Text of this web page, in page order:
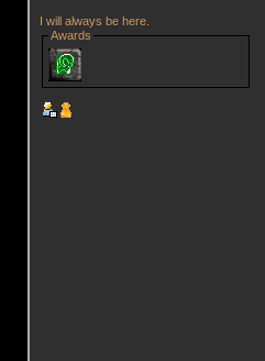
I will always be here.
Awards